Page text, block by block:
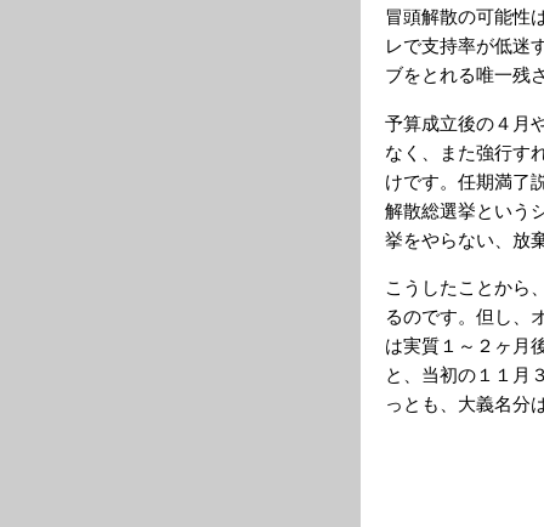
冒頭解散の可能性
レで支持率が低迷
ブをとれる唯一残
予算成立後の４月
なく、また強行す
けです。任期満了
解散総選挙という
挙をやらない、放
こうしたことから
るのです。但し、
は実質１～２ヶ月
と、当初の１１月
っとも、大義名分